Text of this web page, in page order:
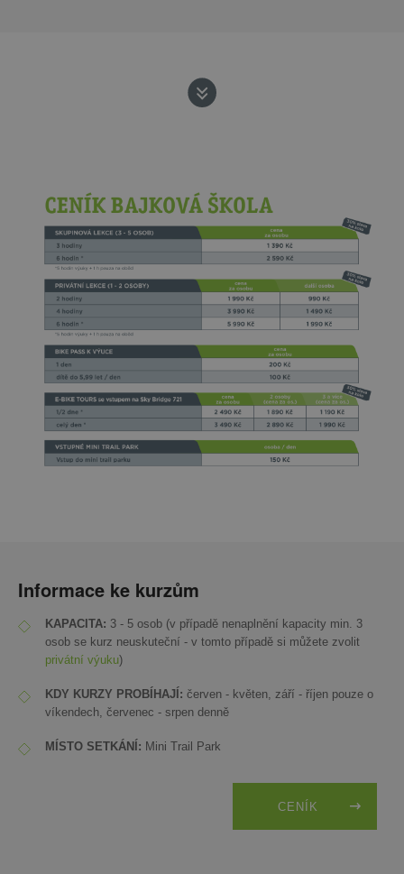
​Informace ke kurzům
KAPACITA: 3 - 5 osob (v případě nenaplnění kapacity min. 3
osob se kurz neuskuteční - v tomto případě si můžete zvolit
privátní výuku)
KDY KURZY PROBÍHAJÍ: červen - květen, září - říjen pouze o
víkendech, červenec - srpen denně
MÍSTO SETKÁNÍ: Mini Trail Park
CENÍK